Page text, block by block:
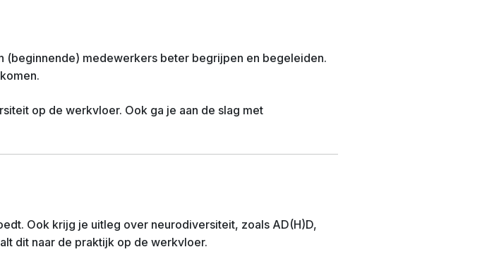
medewerkers beter begrijpen en begeleiden.
op de werkvloer. Ook ga je aan de slag met
Ook krijg je uitleg over neurodiversiteit, zoals AD(H)D,
dit naar de praktijk op de werkvloer.